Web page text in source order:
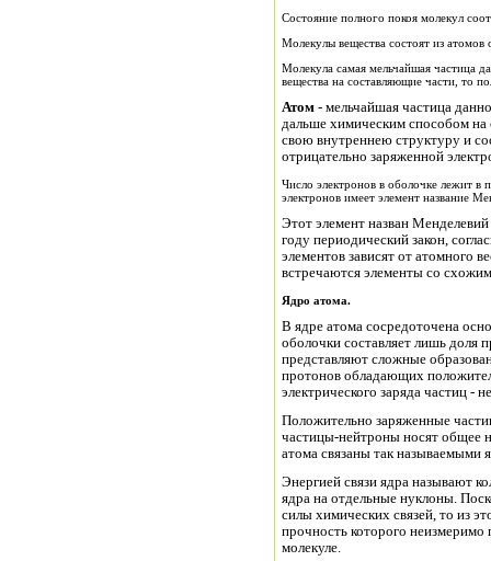
Состояние полного покоя молекул
Молекулы вещества состоят из атомов
Молекула самая мельчайшая частица
вещества на составляющие части, то
Атом - мельчайшая частица
дальше химическим способом на
свою внутреннею структуру и
отрицательно заряженной
Число электронов в оболочке лежит в
электронов имеет элемент название
Этот элемент назван
году периодический закон,
элементов зависят от атомного
встречаются элементы со
Ядро атома.
В ядре атома сосредоточена
оболочки составляет лишь доля
представляют сложные
протонов обладающих
электрического заряда частиц -
Положительно заряженные
частицы-нейтроны носят общее
атома связаны так называемыми
Энергией связи ядра называют
ядра на отдельные нуклоны.
силы химических связей, то из
прочность которого
молекуле.